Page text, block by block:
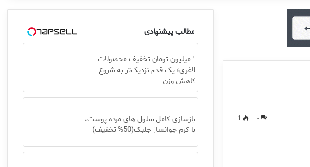
۰ 1
مطالب پیشنهادی
۱ میلیون تومان تخفیف محصولات
لاغری؛ یک قدم نزدیک‌تر به شروع
کاهش وزن
بازسازی کامل سلول های مرده پوست،
با کرم جوانساز جلبک(50% تخفیف)